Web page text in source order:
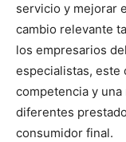
servicio y mejorar
cambio relevante
los empresarios
especialistas, este
competencia y
diferentes
consumidor final.